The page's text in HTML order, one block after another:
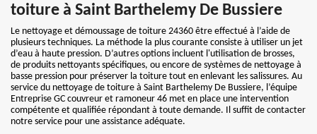
toiture à Saint Barthelemy De Bussiere
Le nettoyage et démoussage de toiture 24360 être effectué à l’aide de
plusieurs techniques. La méthode la plus courante consiste à utiliser un jet
d’eau à haute pression. D’autres options incluent l'utilisation de brosses,
de produits nettoyants spécifiques, ou encore de systèmes de nettoyage à
basse pression pour préserver la toiture tout en enlevant les salissures. Au
service du nettoyage de toiture à Saint Barthelemy De Bussiere, l’équipe
Entreprise GC couvreur et ramoneur 46 met en place une intervention
compétente et qualifiée répondant à toute demande. Il suffit de contacter
notre service pour une assistance adéquate.